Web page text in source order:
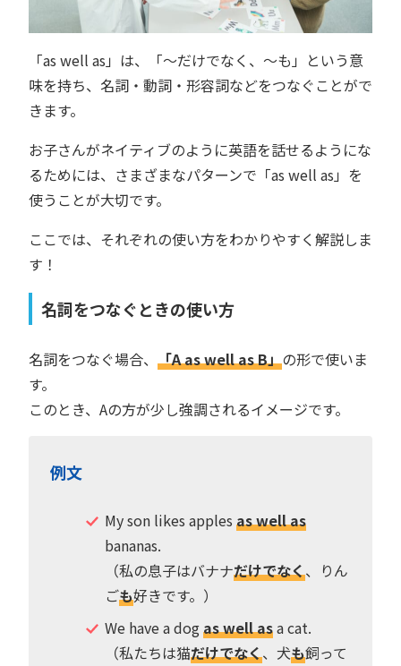
「as well as」は、「〜だけでなく、〜も」という意
味を持ち、名詞・動詞・形容詞などをつなぐことがで
きます。
お子さんがネイティブのように英語を話せるようにな
るためには、さまざまなパターンで「as well as」を
使うことが大切です。
ここでは、それぞれの使い方をわかりやすく解説しま
す！
名詞をつなぐときの使い方
名詞をつなぐ場合、 「A as well as B」の形で使いま
す。
このとき、Aの方が少し強調されるイメージです。
例文
My son likes apples as well as
bananas.
（私の息子はバナナだけでなく、りん
ごも好きです。）
We have a dogas well asa cat.
（私たちは猫だけでなく、犬も飼って